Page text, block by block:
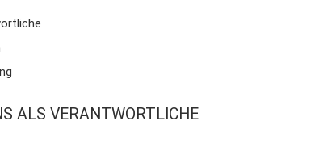
ALS VERANTWORTLICHE